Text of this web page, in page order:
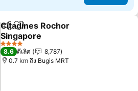
แชร์ เพิ่มในรายการโปรด
Citadines Rochor
Singapore
ดูราคา
4 ดาว
8.6 ดีเลิศ
8,787
0.7 km ถึง Bugis MRT